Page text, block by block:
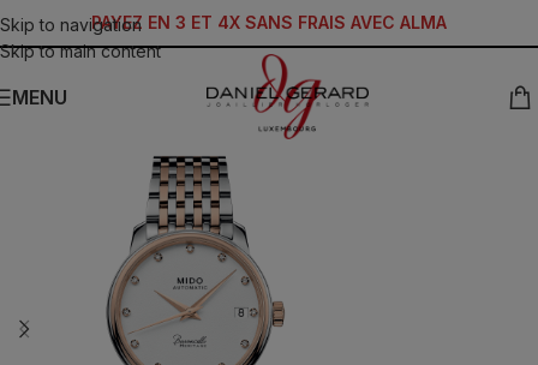
Skip to navigation
Skip to main content
PAYEZ EN 3 ET 4X SANS FRAIS AVEC ALMA
MENU